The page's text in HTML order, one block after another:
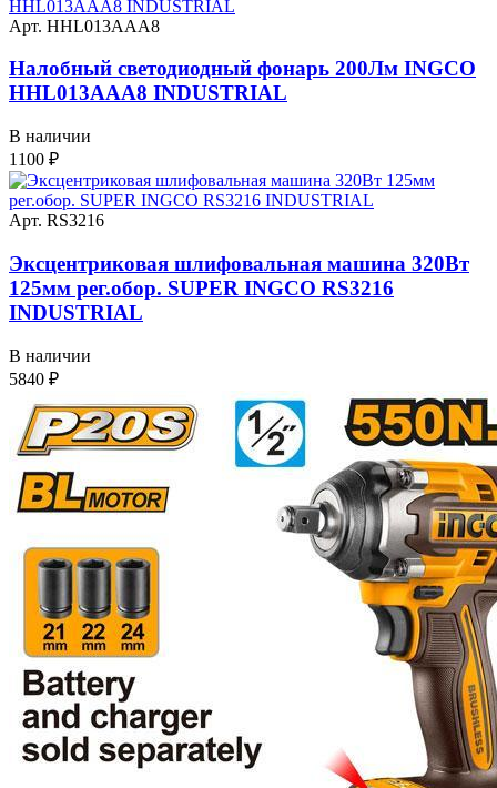
Арт. HHL013AAA8
Налобный светодиодный фонарь 200Лм INGCO
HHL013AAA8 INDUSTRIAL
В наличии
1100 ₽
Арт. RS3216
Эксцентриковая шлифовальная машина 320Вт
125мм рег.обор. SUPER INGCO RS3216
INDUSTRIAL
В наличии
5840 ₽